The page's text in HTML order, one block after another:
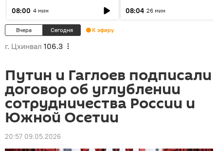
08:00 4 мин
Æхсары куыстыты равдыст
08:04 26 мин
Вчера Сегодня К эфиру
г. Цхинвал 106.3
Путин и Гаглоев подписали
договор об углублении
сотрудничества России и
Южной Осетии
20:57 09.05.2026